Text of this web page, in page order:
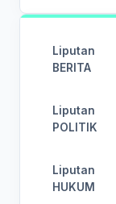
Liputan
BERITA
Liputan
POLITIK
Liputan
HUKUM